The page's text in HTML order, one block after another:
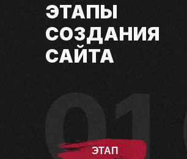
ЭТАПЫ
СОЗДАНИЯ
САЙТА
ЭТАП